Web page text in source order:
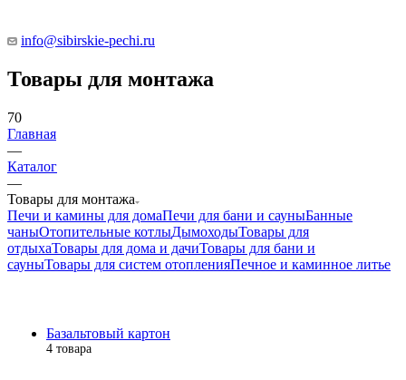
info@sibirskie-pechi.ru
Товары для монтажа
70
Главная
—
Каталог
—
Товары для монтажа
Печи и камины для домаПечи для бани и сауныБанные
чаныОтопительные котлыДымоходыТовары для
отдыхаТовары для дома и дачиТовары для бани и
сауныТовары для систем отопленияПечное и каминное литье
Базальтовый картон
4 товара